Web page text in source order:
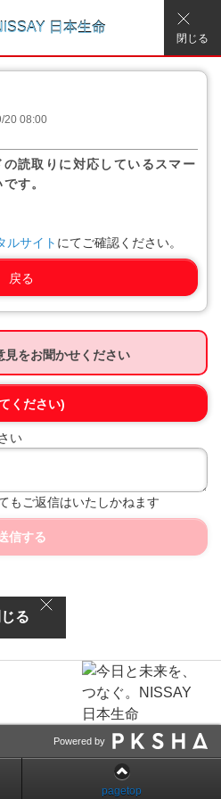
閉じる
20 08:00
読取りに対応しているスマー
す。
ルサイト にてご確認ください。
戻る
見をお聞かせください
ください)
い
もご返信はいたしかねます
信する
る
Powered by
pagetop